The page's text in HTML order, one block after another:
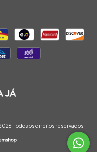
Todos os direitos reservados.